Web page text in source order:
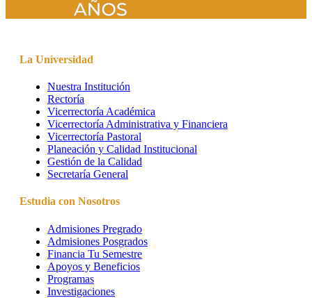
La Universidad
Nuestra Institución
Rectoría
Vicerrectoría Académica
Vicerrectoría Administrativa y Financiera
Vicerrectoría Pastoral
Planeación y Calidad Institucional
Gestión de la Calidad
Secretaría General
Estudia con Nosotros
Admisiones Pregrado
Admisiones Posgrados
Financia Tu Semestre
Apoyos y Beneficios
Programas
Investigaciones